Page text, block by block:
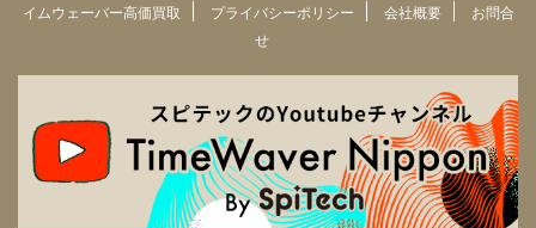
イムウェーバー高価買取
プライバシーポリシー 会社概要
お問合
せ